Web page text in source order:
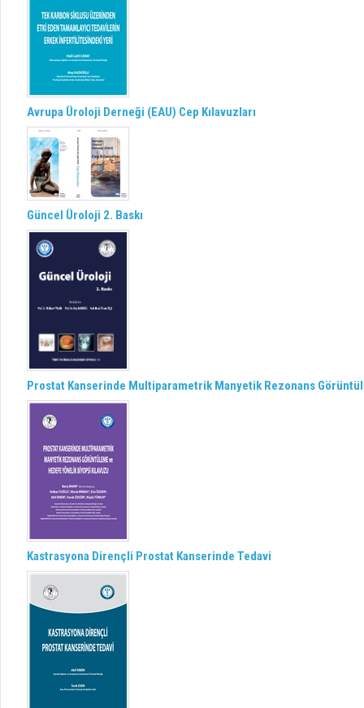
Avrupa Üroloji Derneği (EAU) Cep Kılavuzları
Güncel Üroloji 2. Baskı
Prostat Kanserinde Multiparametrik Manyetik Rezonans
Kastrasyona Dirençli Prostat Kanserinde Tedavi